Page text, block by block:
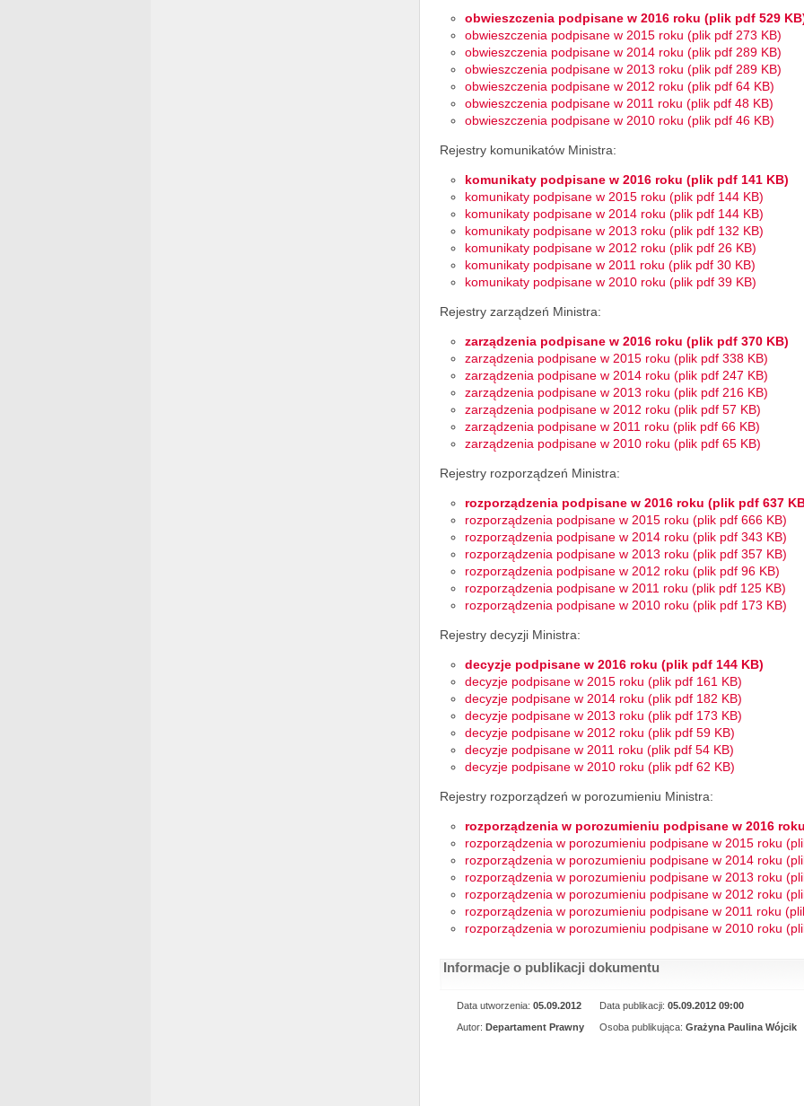
obwieszczenia podpisane w 2016 roku (plik pdf 529
obwieszczenia podpisane w 2015 roku (plik pdf 273 KB)
obwieszczenia podpisane w 2014 roku (plik pdf 289 KB)
obwieszczenia podpisane w 2013 roku (plik pdf 289 KB)
obwieszczenia podpisane w 2012 roku (plik pdf 64 KB)
obwieszczenia podpisane w 2011 roku (plik pdf 48 KB)
obwieszczenia podpisane w 2010 roku (plik pdf 46 KB)
Rejestry komunikatów Ministra:
komunikaty podpisane w 2016 roku (plik pdf 141 KB)
komunikaty podpisane w 2015 roku (plik pdf 144 KB)
komunikaty podpisane w 2014 roku (plik pdf 144 KB)
komunikaty podpisane w 2013 roku (plik pdf 132 KB)
komunikaty podpisane w 2012 roku (plik pdf 26 KB)
komunikaty podpisane w 2011 roku (plik pdf 30 KB)
komunikaty podpisane w 2010 roku (plik pdf 39 KB)
Rejestry zarządzeń Ministra:
zarządzenia podpisane w 2016 roku (plik pdf 370 KB)
zarządzenia podpisane w 2015 roku (plik pdf 338 KB)
zarządzenia podpisane w 2014 roku (plik pdf 247 KB)
zarządzenia podpisane w 2013 roku (plik pdf 216 KB)
zarządzenia podpisane w 2012 roku (plik pdf 57 KB)
zarządzenia podpisane w 2011 roku (plik pdf 66 KB)
zarządzenia podpisane w 2010 roku (plik pdf 65 KB)
Rejestry rozporządzeń Ministra:
rozporządzenia podpisane w 2016 roku (plik pdf 637
rozporządzenia podpisane w 2015 roku (plik pdf 666 KB)
rozporządzenia podpisane w 2014 roku (plik pdf 343 KB)
rozporządzenia podpisane w 2013 roku (plik pdf 357 KB)
rozporządzenia podpisane w 2012 roku (plik pdf 96 KB)
rozporządzenia podpisane w 2011 roku (plik pdf 125 KB)
rozporządzenia podpisane w 2010 roku (plik pdf 173 KB)
Rejestry decyzji Ministra:
decyzje podpisane w 2016 roku (plik pdf 144 KB)
decyzje podpisane w 2015 roku (plik pdf 161 KB)
decyzje podpisane w 2014 roku (plik pdf 182 KB)
decyzje podpisane w 2013 roku (plik pdf 173 KB)
decyzje podpisane w 2012 roku (plik pdf 59 KB)
decyzje podpisane w 2011 roku (plik pdf 54 KB)
decyzje podpisane w 2010 roku (plik pdf 62 KB)
Rejestry rozporządzeń w porozumieniu Ministra:
rozporządzenia w porozumieniu podpisane w 2016
rozporządzenia w porozumieniu podpisane w 2015 roku
rozporządzenia w porozumieniu podpisane w 2014 roku
rozporządzenia w porozumieniu podpisane w 2013 roku
rozporządzenia w porozumieniu podpisane w 2012 roku
rozporządzenia w porozumieniu podpisane w 2011 roku
rozporządzenia w porozumieniu podpisane w 2010 roku
Informacje o publikacji dokumentu
Data utworzenia: 05.09.2012 Data publikacji: 05.09.2012 09:00
Autor: Departament Prawny Osoba publikująca: Grażyna Paulina Wójcik